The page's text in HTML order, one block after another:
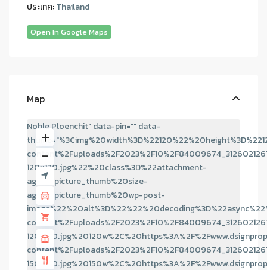
ประเทศ:Thailand
Open In Google Maps
Map
Noble Ploenchit" data-pin="" data-
120x120.jpg%22%20class%3D%22attachment-
agent_picture_thumb%20size-
agent_picture_thumb%20wp-post-